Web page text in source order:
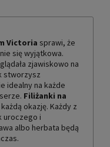
Victoria sprawi, że
się wyjątkowa.
zjawiskowo na
stworzysz
idealny na każde
Filiżanki na
okazję. Każdy z
uroczego i
albo herbata będą